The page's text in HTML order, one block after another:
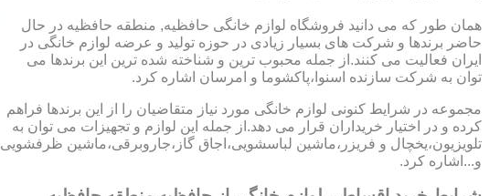
همان طور که می دانید فروشگاه لوازم خانگی حافظیه, منطقه حافظیه در حال
حاضر برندها و شرکت های بسیار زیادی در حوزه تولید و عرضه لوازم خانگی در
ایران فعالیت می کنند.از جمله محبوب ترین و شناخته شده ترین این برندها می
توان به شرکت سازنده اسنوا،پاکشوما و امرسان اشاره کرد.
مجموعه در شرایط کنونی لوازم خانگی مورد نیاز متقاضیان را از این برندها فراهم
کرده و در اختیار خریداران قرار می دهد.از جمله این لوازم و تجهیزات می توان به
تلویزیون،یخچال و فریزر،ماشین لباسشویی،اجاق گاز،جاروبرقی،ماشین ظرفشویی
و...اشاره کرد.